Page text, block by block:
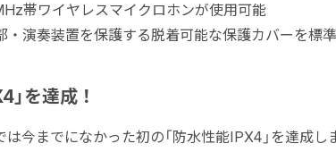
帯ワイヤレスマイクロホンが使用可能
・演奏装置を保護する脱着可能な保護カバーを標
」を達成！
は今までになかった初の「防水性能IPX4」を達成